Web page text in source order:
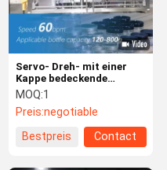
Servo- Dreh- mit einer
Kappe bedeckende
Maschine automatische 6
Haupt-60bpm Honey
Syrup Glass Jar Bottles
MOQ:1
Preis:negotiable
Bestpreis
Contact